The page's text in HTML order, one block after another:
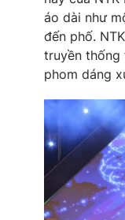
áo dài như
đến phố.
truyền thống
phom dáng